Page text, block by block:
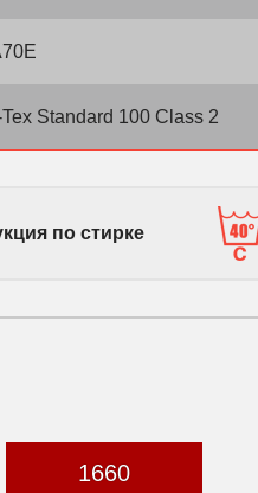
Standard 100 Class 2
по стирке
1660